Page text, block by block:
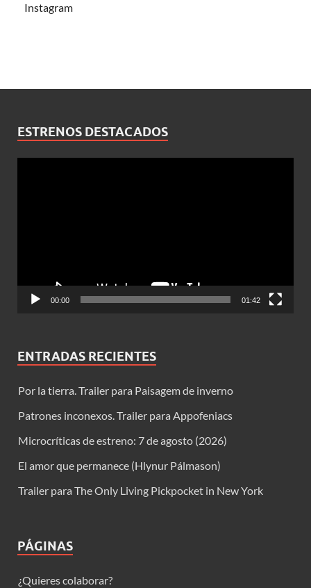
Instagram
ESTRENOS DESTACADOS
00:00 01:42
ENTRADAS RECIENTES
Por la tierra. Trailer para Paisagem de inverno
Patrones inconexos. Trailer para Appofeniacs
Microcríticas de estreno: 7 de agosto (2026)
El amor que permanece (Hlynur Pálmason)
Trailer para The Only Living Pickpocket in New York
PÁGINAS
¿Quieres colaborar?